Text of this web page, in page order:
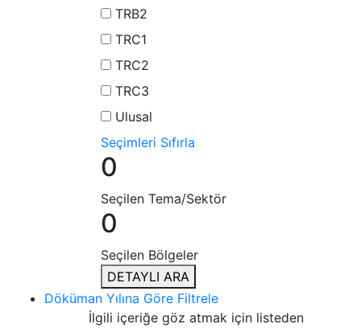
TRB2
TRC1
TRC2
TRC3
Ulusal
Seçimleri Sıfırla
0
Seçilen Tema/Sektör
0
Seçilen Bölgeler
DETAYLI ARA
Döküman Yılına Göre Filtrele
İlgili içeriğe göz atmak için listeden